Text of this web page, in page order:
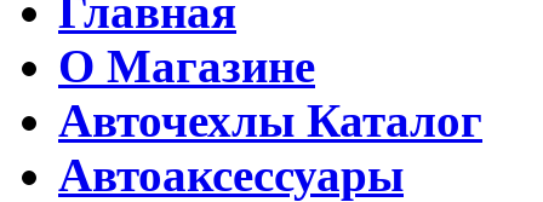
Главная
О Магазине
Авточехлы Каталог
Автоаксессуары